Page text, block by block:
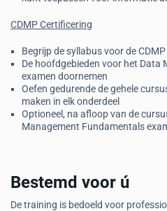
CDMP Certificering
Begrijp de syllabus voor de
De hoofdgebieden voor het
examen doornemen
Oefen gedurende de gehele
maken in elk onderdeel
Optioneel, na afloop van de
Management Fundamentals
Bestemd voor ú
De training is bedoeld voor